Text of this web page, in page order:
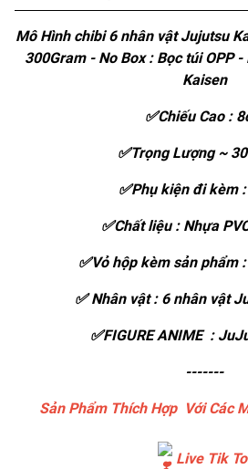
Mô Hình chibi 6 nhân vật Jujutsu
300Gram - No Box : Bọc túi OPP
Kaisen
✅Chiếu Cao :
✅Trọng Lượng ~
✅Phụ kiện đi kèm
✅Chất liệu : Nhựa
✅Vỏ hộp kèm sản phẩm
✅ Nhân vật : 6 nhân vật
✅FIGURE ANIME :
-------
Sản Phẩm Thích Hợp Với Các
Live Tik